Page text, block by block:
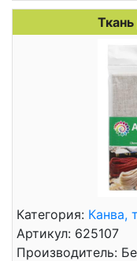
Категория: Канва,
Артикул: 625107
Производитель: